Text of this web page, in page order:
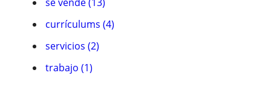
currículums (4)
servicios (2)
trabajo (1)